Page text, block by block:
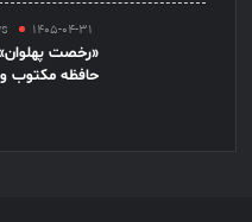
1405-04-31
«رخصت
حافظه مکتوب